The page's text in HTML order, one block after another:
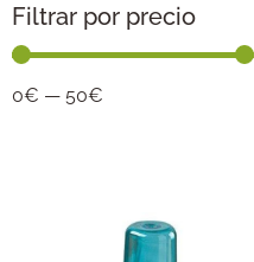
Filtrar por precio
0€ — 50€